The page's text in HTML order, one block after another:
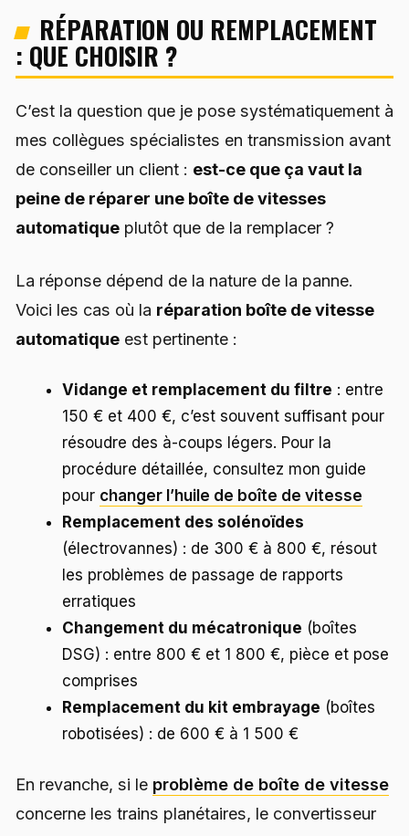
RÉPARATION OU REMPLACEMENT
: QUE CHOISIR ?
C’est la question que je pose systématiquement à
mes collègues spécialistes en transmission avant
de conseiller un client : est-ce que ça vaut la
peine de réparer une boîte de vitesses
automatique plutôt que de la remplacer ?
La réponse dépend de la nature de la panne.
Voici les cas où la réparation boîte de vitesse
automatique est pertinente :
Vidange et remplacement du filtre : entre
150 € et 400 €, c’est souvent suffisant pour
résoudre des à-coups légers. Pour la
procédure détaillée, consultez mon guide
pour changer l’huile de boîte de vitesse
Remplacement des solénoïdes
(électrovannes) : de 300 € à 800 €, résout
les problèmes de passage de rapports
erratiques
Changement du mécatronique (boîtes
DSG) : entre 800 € et 1 800 €, pièce et pose
comprises
Remplacement du kit embrayage (boîtes
robotisées) : de 600 € à 1 500 €
En revanche, si le problème de boîte de vitesse
concerne les trains planétaires, le convertisseur